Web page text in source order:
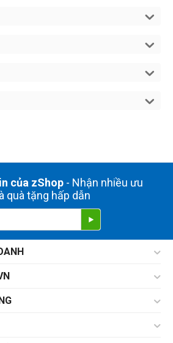
của zShop- Nhận nhiều ưu
quà tặng hấp dẫn